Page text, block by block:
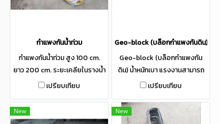
กำแพงกันน้ำท่วม
กำแพงกันน้ำท่วม สูง 100 cm.
ยาว 200 cm. ระยะเคลียในรางน้ำ
30x30 น้ำหนัก 985 kg.
เปรียบเทียบ
Geo-block (บล็อกกำแพงกันดิน)
Geo-block (บล็อกกำแพงกัน
ดิน) น้ำหนักเบา แรงงานสามารถ
ก่อได้โดยไม่ต้องใช้เครื่องมือหนัก
สวน หรือพื้นที่เครื้องจักรเข้าไปไม่
ถึง
เปรียบเทียบ
New New